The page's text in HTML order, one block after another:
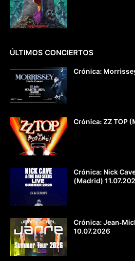
ÚLTIMOS CONCIERTOS
Crónica:
Crónica: ZZ TOP
Crónica: Nick
(Madrid)
Crónica:
10.07.2026